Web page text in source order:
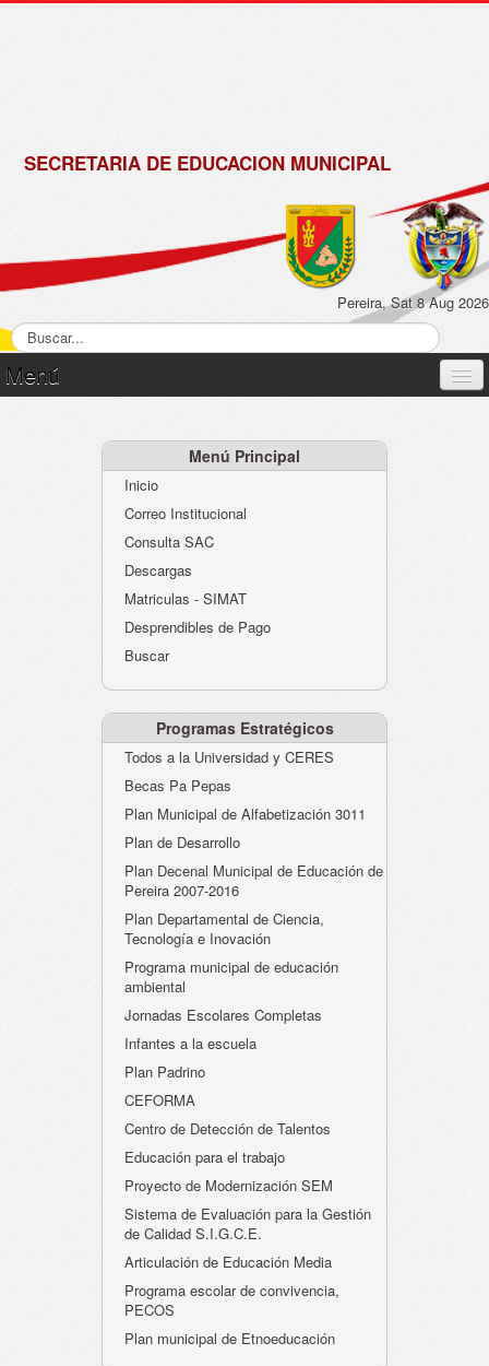
SECRETARIA DE EDUCACION MUNICIPAL
Pereira, Sat 8 Aug 2026
Menú
Atención al Ciudadano
Instituciones Educativas
Despacho Secretaría
Evaluación desempeño
Humano-Cesantías
Menú Principal
Inicio
Correo Institucional
Consulta SAC
Descargas
Matriculas - SIMAT
Desprendibles de Pago
Buscar
Programas Estratégicos
Todos a la Universidad y CERES
Becas Pa Pepas
Plan Municipal de Alfabetización 3011
Plan de Desarrollo
Plan Decenal Municipal de Educación de
Pereira 2007-2016
Plan Departamental de Ciencia,
Tecnología e Inovación
Programa municipal de educación
ambiental
Jornadas Escolares Completas
Infantes a la escuela
Plan Padrino
CEFORMA
Centro de Detección de Talentos
Educación para el trabajo
Proyecto de Modernización SEM
Sistema de Evaluación para la Gestión
de Calidad S.I.G.C.E.
Articulación de Educación Media
Programa escolar de convivencia,
PECOS
Plan municipal de Etnoeducación
de